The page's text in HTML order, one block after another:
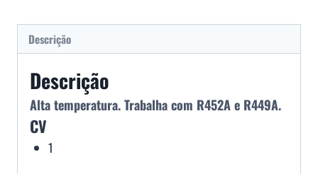
Descrição
Descrição
Alta temperatura. Trabalha com R452A e R449A.
CV
1